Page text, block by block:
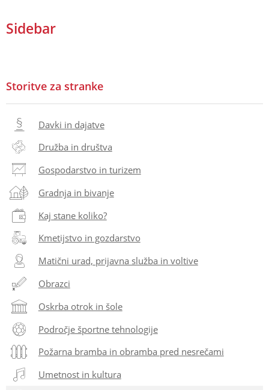
Sidebar
Storitve za stranke
Davki in dajatve
Družba in društva
Gospodarstvo in turizem
Gradnja in bivanje
Kaj stane koliko?
Kmetijstvo in gozdarstvo
Matični urad, prijavna služba in voltive
Obrazci
Oskrba otrok in šole
Področje športne tehnologije
Požarna bramba in obramba pred nesrečami
Umetnost in kultura